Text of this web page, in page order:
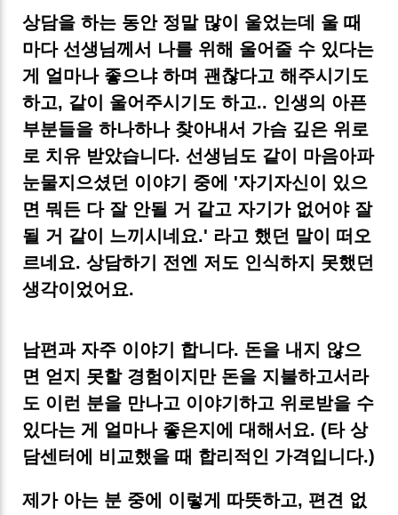
상담을 하는 동안 정말 많이 울었는데 울 때
마다 선생님께서 나를 위해 울어줄 수 있다는
게 얼마나 좋으냐 하며 괜찮다고 해주시기도
하고, 같이 울어주시기도 하고.. 인생의 아픈
부분들을 하나하나 찾아내서 가슴 깊은 위로
로 치유 받았습니다. 선생님도 같이 마음아파
눈물지으셨던 이야기 중에 '자기자신이 있으
면 뭐든 다 잘 안될 거 같고 자기가 없어야 잘
될 거 같이 느끼시네요.' 라고 했던 말이 떠오
르네요. 상담하기 전엔 저도 인식하지 못했던
생각이었어요.
남편과 자주 이야기 합니다. 돈을 내지 않으
면 얻지 못할 경험이지만 돈을 지불하고서라
도 이런 분을 만나고 이야기하고 위로받을 수
있다는 게 얼마나 좋은지에 대해서요. (타 상
담센터에 비교했을 때 합리적인 가격입니다.)
제가 아는 분 중에 이렇게 따뜻하고, 편견 없